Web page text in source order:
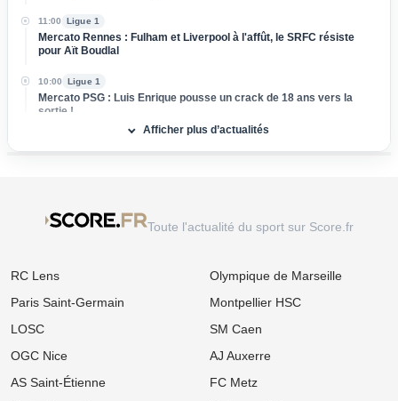
11:00 Ligue 1
Mercato Rennes : Fulham et Liverpool à l'affût, le SRFC résiste
pour Aït Boudlal
10:00 Ligue 1
Mercato PSG : Luis Enrique pousse un crack de 18 ans vers la
sortie !
Mercato : Le PSG frappe un grand coup avec Akliouche et
s'attaque au digne successeur de Donnarumma !
Ligue 1 : « Le Brighton français », le projet ambitieux du TFC
Mercato LOSC, OM : Chancel Mbemba s'envole vers l'Arabie
saoudite à Al-Diraiyah
06/08 Ligue 2
Afficher plus d’actualités
Toute l'actualité du sport sur Score.fr
RC Lens
Paris Saint-Germain
LOSC
OGC Nice
AS Saint-Étienne
Olympique de Marseille
Montpellier HSC
SM Caen
AJ Auxerre
FC Metz